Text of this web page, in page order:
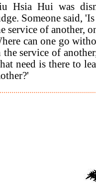
Hsia Hui was
Someone said,
service of another,
can one go
the service of
need is there to